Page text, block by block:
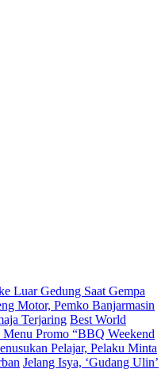
Luar Gedung Saat Gempa
Motor, Pemko Banjarmasin
Terjaring Best World
Promo “BBQ Weekend
Pelajar, Pelaku Minta
Jelang Isya, ‘Gudang Ulin’